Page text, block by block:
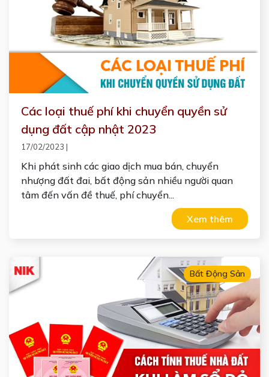
Các loại thuế phí khi chuyển quyền sử
dụng đất cập nhật 2023
17/02/2023 |
Khi phát sinh các giao dịch mua bán, chuyển
nhượng đất đai, bất động sản nhiều người quan
tâm đến vấn đề thuế, phí chuyển...
Xem thêm
Bất Động Sản